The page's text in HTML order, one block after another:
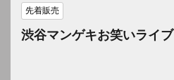
先着販売
渋谷マンゲキお笑いライブ